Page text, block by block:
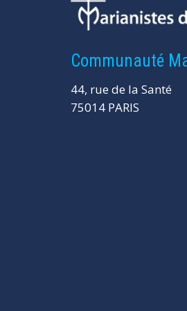
Communauté
44, rue de la Santé
75014 PARIS